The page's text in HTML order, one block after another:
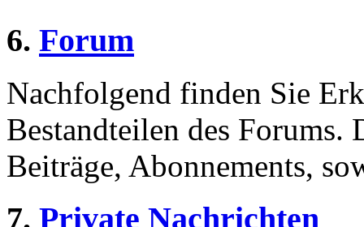
6. Forum
Nachfolgend finden Sie
Bestandteilen des Forums.
Beiträge, Abonnements,
7. Private Nachrichten